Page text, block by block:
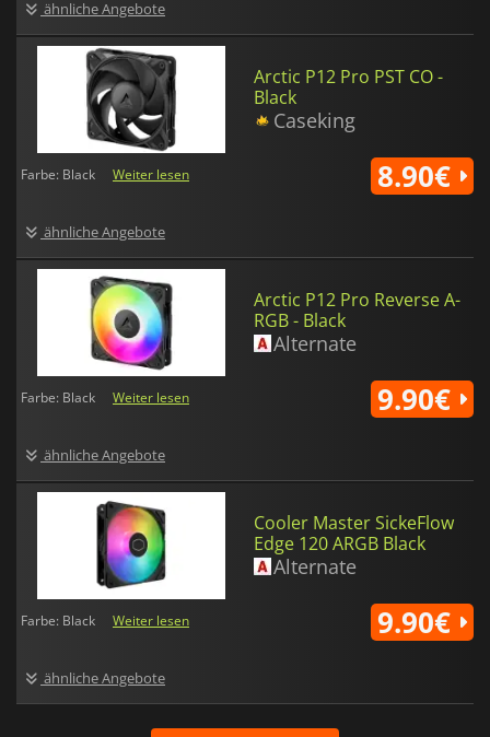
ähnliche Angebote
Arctic P12 Pro PST CO -
Black
Caseking
Farbe: Black Weiter lesen
ähnliche Angebote
8.90€
Arctic P12 Pro Reverse A-
RGB - Black
Alternate
Farbe: Black Weiter lesen
ähnliche Angebote
9.90€
Cooler Master SickeFlow
Edge 120 ARGB Black
Alternate
Farbe: Black Weiter lesen
ähnliche Angebote
9.90€